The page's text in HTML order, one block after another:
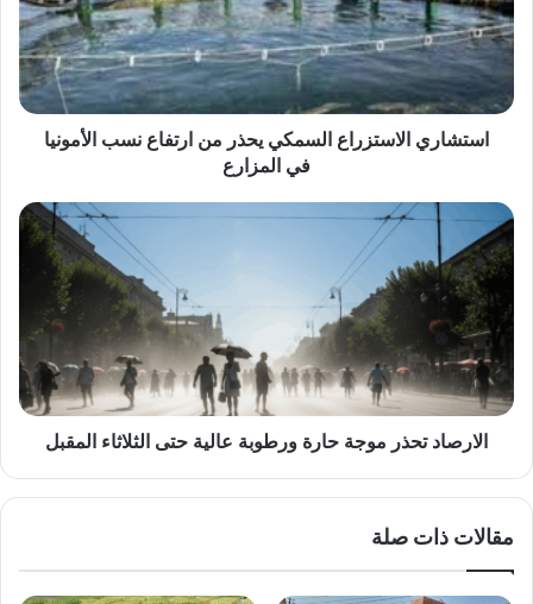
من
ارتفاع
نسب
الأمونيا
في
المزارع
استشاري الاستزراع السمكي يحذر من ارتفاع نسب الأمونيا
في المزارع
الارصاد
تحذر
موجة
ورطوبة
عالية
حتى
الثلاثاء
المقبل
الارصاد تحذر موجة حارة ورطوبة عالية حتى الثلاثاء المقبل
مقالات ذات صلة